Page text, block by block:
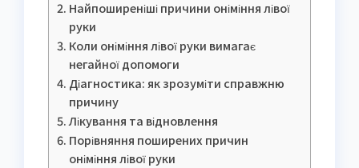
Найпоширеніші причини оніміння лівої
руки
Коли оніміння лівої руки вимагає
негайної допомоги
Діагностика: як зрозуміти справжню
причину
Лікування та відновлення
Порівняння поширених причин
оніміння лівої руки